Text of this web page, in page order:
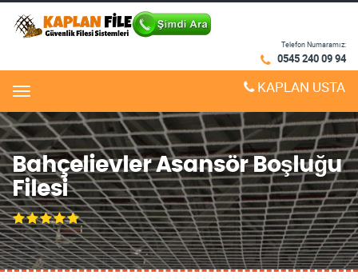
Telefon Numaramız:
0545 240 09 94
Menu KAPLAN USTA
Bahçelievler Asansör Boşluğu
Filesi